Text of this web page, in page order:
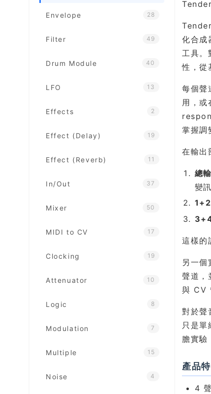
Envelope 28
Filter 49
Drum Module 40
LFO 13
Effects 2
Effect (Delay) 19
Effect (Reverb) 11
In/Out 37
Mixer 50
MIDI to CV 17
Clocking 19
Attenuator 10
Logic 8
Modulation 7
Multiple 15
Noise 4
化合成
工具。
性，從
每個
用，或
掌握調
在輸出
總
變
1+2
這樣的
另一個
聲道，
與 CV
對於聲
只是
膽實驗
產品
4